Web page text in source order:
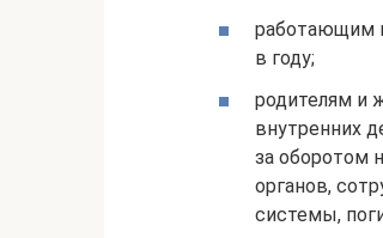
работающим
в году;
родителям и
внутренних
за оборотом
органов,
системы,